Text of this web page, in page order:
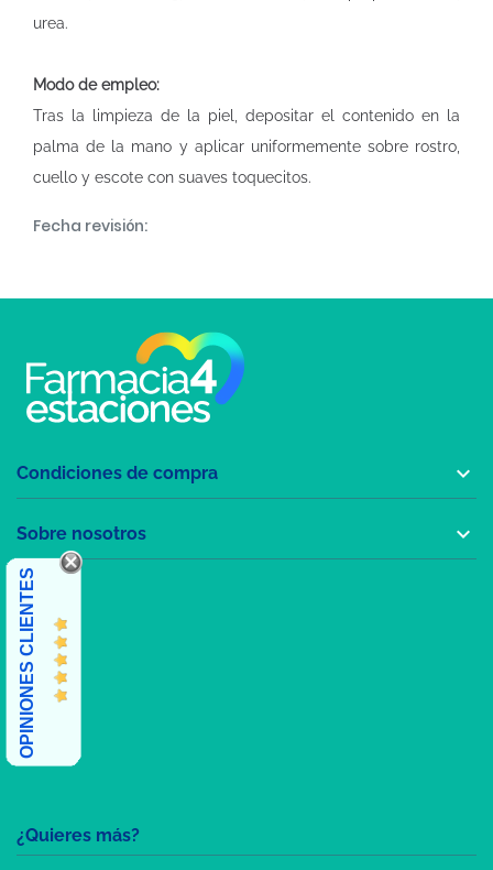
urea.
Modo de empleo:
Tras la limpieza de la piel, depositar el contenido en la
palma de la mano y aplicar uniformemente sobre rostro,
cuello y escote con suaves toquecitos.
Fecha revisión:
¿Quieres más?
Condiciones de compra 
Sobre nosotros 
OPINIONES CLIENTES